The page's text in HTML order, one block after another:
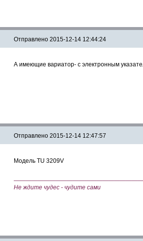
Отправлено 2015-12-14 12:44:24
А имеющие вариатор- с электронным
Отправлено 2015-12-14 12:47:57
Модель TU 3209V
Не ждите чудес - чудите сами